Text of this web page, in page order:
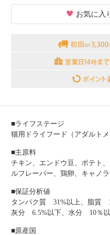
お気に入
■ライフステージ
猫用ドライフード（アダルト
■主原料
チキン、エンドウ豆、ポテト
ルフレーバー、鶏卵、キャノ
■保証分析値
タンパク質 31%以上、脂質
灰分 6.5%以下、水分 10％
■原産国